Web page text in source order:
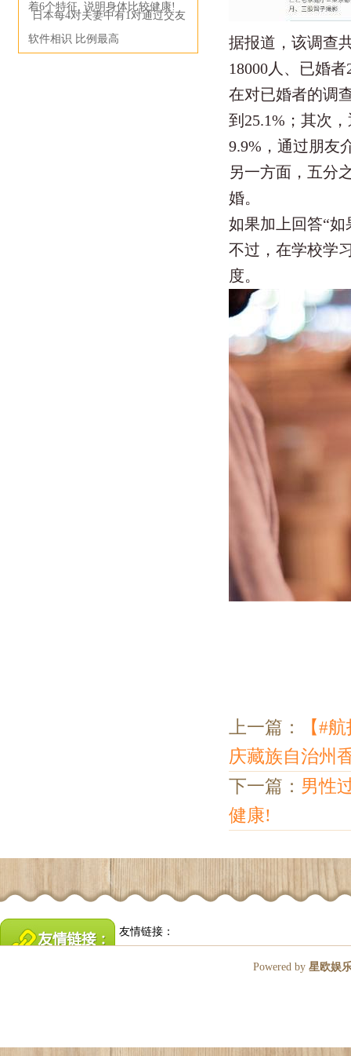
着6个特征, 说明身体比较健康!
日本每4对夫妻中有1对通过交友
软件相识 比例最高
据报道，该调查
18000人、已婚者
在对已婚者的调
到25.1%；其次
9.9%，通过朋友
另一方面，五分
婚。
如果加上回答“如
不过，在学校学
度。
上一篇：
【#
庆藏族自治州
下一篇： 男性
健康!
友情链接：
Powered by 星欧娱